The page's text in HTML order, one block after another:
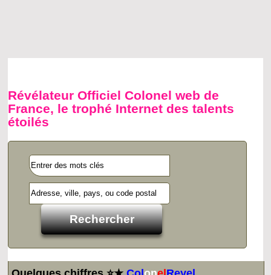
Révélateur Officiel Colonel web de
France, le trophé Internet des talents
étoilés